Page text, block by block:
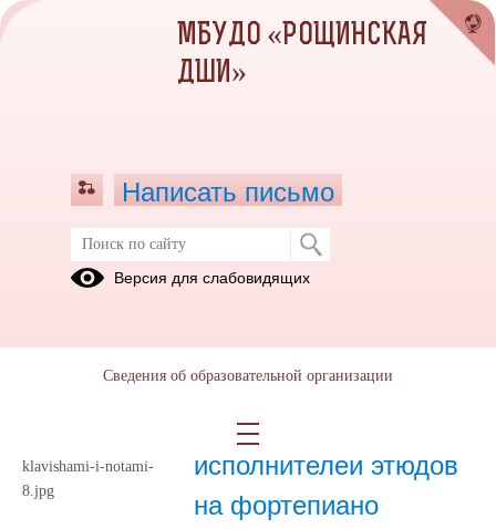
Конкурсы
Положение Конкурса
исполнителей этюдов
на фортепиано
МБУДО «РОЩИНСКАЯ
ДШИ»
Написать письмо
Версия для слабовидящих
Сведения об образовательной организации